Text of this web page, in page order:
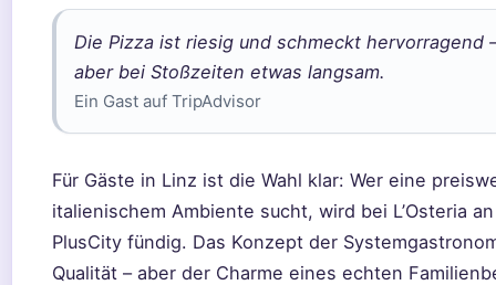
Die Pizza ist riesig und schmeckt hervorragend
aber bei Stoßzeiten etwas langsam.
Ein Gast auf TripAdvisor
Für Gäste in Linz ist die Wahl klar: Wer eine
italienischem Ambiente sucht, wird bei L’Osteria
PlusCity fündig. Das Konzept der
Qualität – aber der Charme eines echten